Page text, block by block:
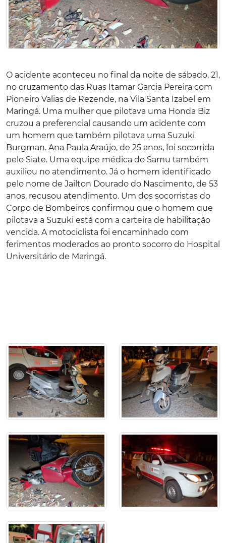
O acidente aconteceu no final da noite de sábado, 21,
no cruzamento das Ruas Itamar Garcia Pereira com
Pioneiro Valias de Rezende, na Vila Santa Izabel em
Maringá. Uma mulher que pilotava uma Honda Biz
cruzou a preferencial causando um acidente com
um homem que também pilotava uma Suzuki
Burgman. Ana Paula Araújo, de 25 anos, foi socorrida
pelo Siate. Uma equipe médica do Samu também
auxiliou no atendimento. Já o homem identificado
pelo nome de Jailton Dourado do Nascimento, de 53
anos, recusou atendimento. Um dos socorristas do
Corpo de Bombeiros confirmou que o homem que
pilotava a Suzuki está com a carteira de habilitação
vencida. A motociclista foi encaminhado com
ferimentos moderados ao pronto socorro do Hospital
Universitário de Maringá.